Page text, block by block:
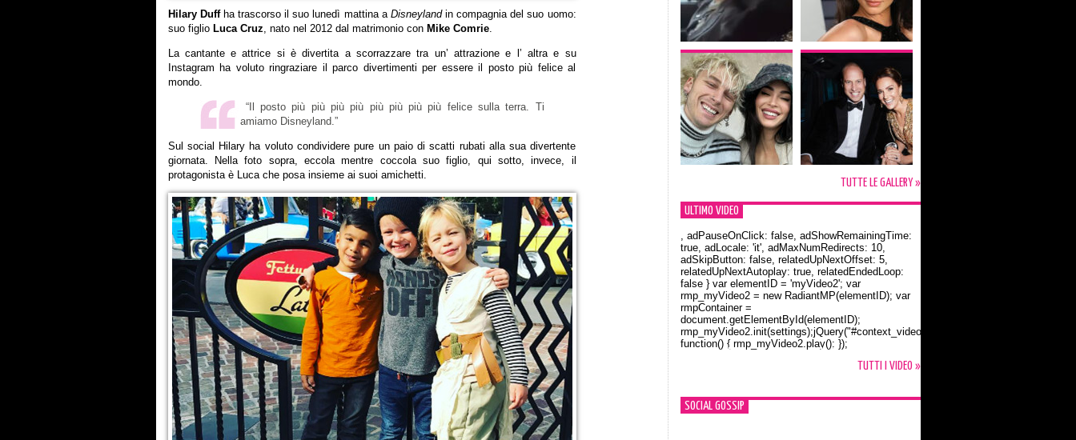
Hilary Duffha trascorso il suo lunedì mattina a Disneylandin compagnia del suo uomo:
suo figlio Luca Cruz, nato nel 2012 dal matrimonio con Mike Comrie.
La cantante e attrice si è divertita a scorrazzare tra un’ attrazione e l’ altra e su
Instagram ha voluto ringraziare il parco divertimenti per essere il posto più felice al
mondo.
“Il posto più più più più più più più più felice sulla terra. Ti
amiamo Disneyland.”
Sul social Hilary ha voluto condividere pure un paio di scatti rubati alla sua divertente
giornata. Nella foto sopra, eccola mentre coccola suo figlio, qui sotto, invece, il
protagonista è Luca che posa insieme ai suoi amichetti.
TUTTE LE GALLERY »
ULTIMO VIDEO
Orlando Bloom e la t-shirt dedicata a Flynn
, adPauseOnClick: false, adShowRemainingTime:
true, adLocale: 'it', adMaxNumRedirects: 10,
adSkipButton: false, relatedUpNextOffset: 5,
relatedUpNextAutoplay: true, relatedEndedLoop:
false } var elementID = 'myVideo2'; var
rmp_myVideo2 = new RadiantMP(elementID); var
rmpContainer =
document.getElementById(elementID);
rmp_myVideo2.init(settings);jQuery("#context_video2").one("mouseover",
function() { rmp_myVideo2.play(); });
TUTTI I VIDEO »
SOCIAL GOSSIP